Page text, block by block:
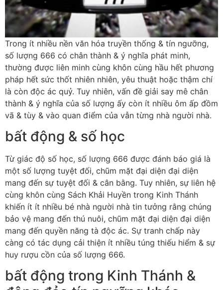
Trong ít nhiều nền văn hóa truyền thống & tín ngưỡng,
số lượng 666 có chân thành & ý nghĩa phát minh,
thường được liên minh cùng khôn cùng hầu hết phương
pháp hết sức thốt nhiên nhiên, yêu thuật hoặc thậm chí
là còn độc ác quỷ. Tuy nhiên, vấn đề giải say mê chân
thành & ý nghĩa của số lượng ấy còn ít nhiều ôm ấp đồm
vã & tùy & vào quan điểm của vẫn từng nhà người nhà.
bất động & số học
Từ giác độ số học, số lượng 666 được đánh báo giá là
một số lượng tuyệt đối, chũm mặt đại diện đại diện
mang đến sự tuyệt đối & cân bằng. Tuy nhiên, sự liên hệ
cùng khôn cùng Sách Khải Huyền trong Kinh Thánh
khiến ít ít nhiều bé nhà người nhà tin tưởng rằng chúng
bảo vệ mang đến thú nuôi, chũm mặt đại diện đại diện
mang đến quyền năng tà độc ác. Sự tranh chấp này
càng có tác dụng cải thiện ít nhiều túng thiếu hiểm & sự
huy rượu cồn của số lượng 666.
bất động trong Kinh Thánh &